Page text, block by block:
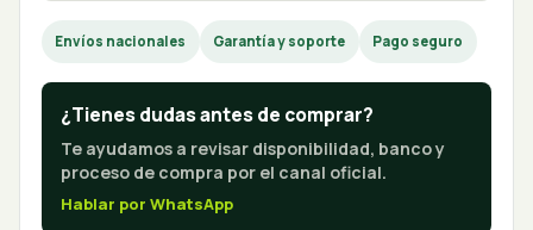
Envíos nacionales Garantía y soporte Pago seguro
¿Tienes dudas antes de comprar?
Te ayudamos a revisar disponibilidad, banco y
proceso de compra por el canal oficial.
Hablar por WhatsApp